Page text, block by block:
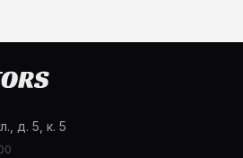
д. 5, к. 5